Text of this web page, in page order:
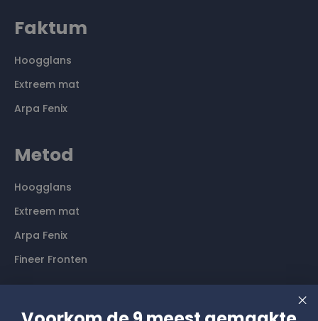
Faktum
Hoogglans
Extreem mat
Arpa Fenix
Metod
Hoogglans
Extreem mat
Arpa Fenix
Fineer Fronten
Contact